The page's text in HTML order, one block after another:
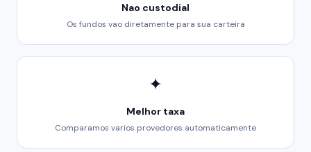
Nao custodial
Os fundos vao diretamente para sua carteira
✦
Melhor taxa
Comparamos varios provedores automaticamente